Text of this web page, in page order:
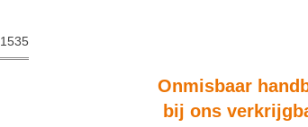
Onmisbaar
bij ons